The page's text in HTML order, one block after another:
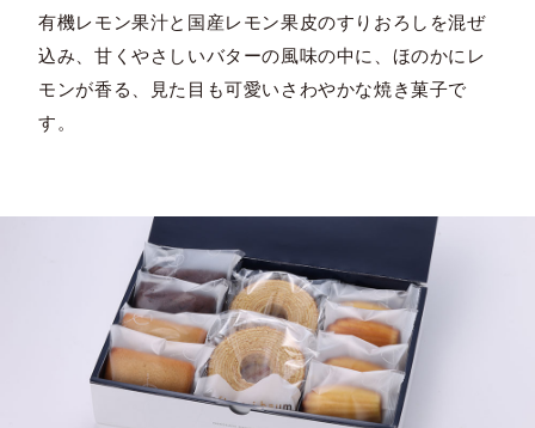
有機レモン果汁と国産レモン果皮のすりおろしを混ぜ
込み、甘くやさしいバターの風味の中に、ほのかにレ
モンが香る、見た目も可愛いさわやかな焼き菓子で
す。